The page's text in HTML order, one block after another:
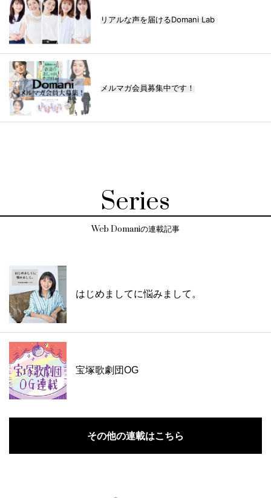
リアルな声を届けるDomani Lab
メルマガ会員募集中です！
Series
Web Domaniの連載記事
はじめましてに悩みまして。
宝塚歌劇団OG
その他の連載はこちら